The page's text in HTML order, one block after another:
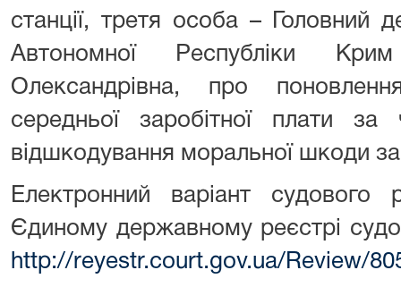
станції, третя особа – Головний
Автономної Республіки
Олександрівна, про
середньої заробітної плати
відшкодування моральної шкоди
Електронний варіант
Єдиному державному реєстрі
http://reyestr.court.gov.ua/Review/